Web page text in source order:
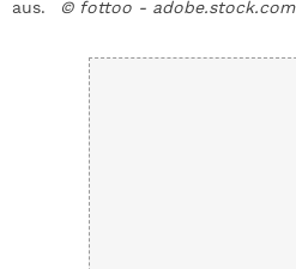
aus.
© fottoo - adobe.stock.com